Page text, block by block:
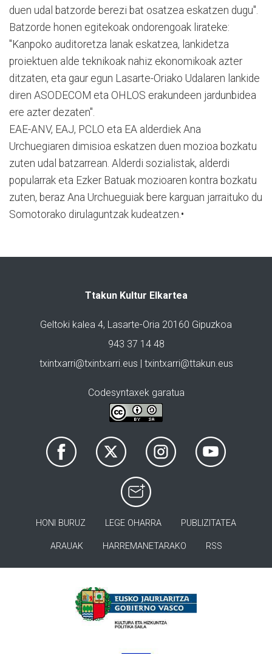
duen udal batzorde berezi bat osatzea eskatzen dugu".
Batzorde honen egitekoak ondorengoak lirateke:
"Kanpoko auditoretza lanak eskatzea, lankidetza
proiektuen alde teknikoak nahiz ekonomikoak azter
ditzaten, eta gaur egun Lasarte-Oriako Udalaren lankide
diren ASODECOM eta OHLOS erakundeen jardunbidea
ere azter dezaten".
EAE-ANV, EAJ, PCLO eta EA alderdiek Ana
Urchuegiaren dimisioa eskatzen duen mozioa bozkatu
zuten udal batzarrean. Alderdi sozialistak, alderdi
popularrak eta Ezker Batuak mozioaren kontra bozkatu
zuten, beraz Ana Urchueguiak bere karguan jarraituko du
Somotorako dirulaguntzak kudeatzen.•
Ttakun Kultur Elkartea
Geltoki kalea 4, Lasarte-Oria 20160 Gipuzkoa
943 37 14 48
txintxarri@txintxarri.eus | txintxarri@ttakun.eus
Codesyntaxek garatua
HONI BURUZ LEGE OHARRA PUBLIZITATEA
ARAUAK HARREMANETARAKO RSS